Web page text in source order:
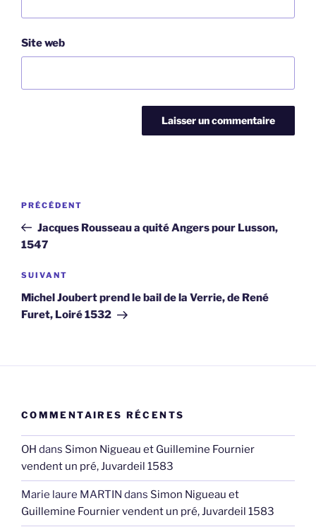
Site web
Navigation
l’article
Article
précédent
PRÉCÉDENT
Jacques Rousseau a quité Angers pour Lusson,
1547
Article
suivant
SUIVANT
Michel Joubert prend le bail de la Verrie, de René
Furet, Loiré 1532
COMMENTAIRES RÉCENTS
OH dans Simon Nigueau et Guillemine Fournier
vendent un pré, Juvardeil 1583
Marie laure MARTIN dans Simon Nigueau et
Guillemine Fournier vendent un pré, Juvardeil 1583